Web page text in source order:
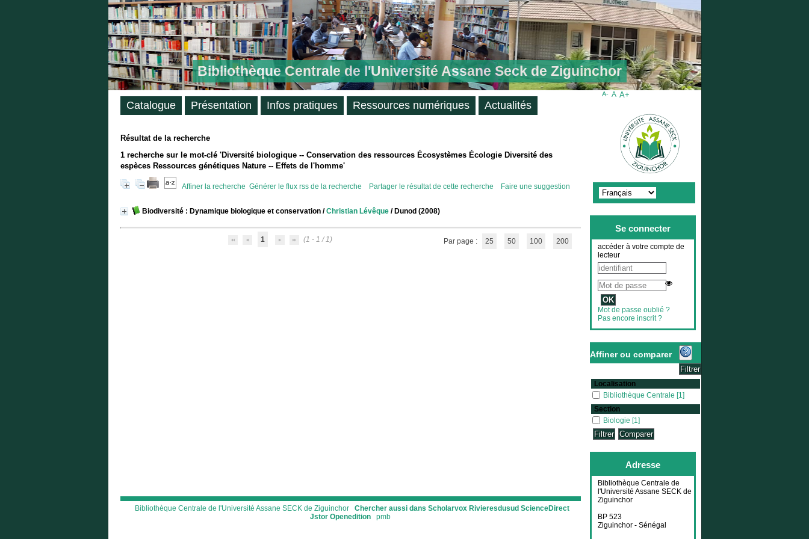
Bibliothèque Centrale de l'Université Assane Seck de Ziguinchor
Résultat de la recherche
1recherche sur le mot-clé 'Diversité biologique -- Conservation des ressources Écosystèmes Écologie Diversité des
espèces Ressources génétiques Nature -- Effets de l'homme'
Affiner la recherche Générer le flux rss de la recherche Partager le résultat de cette recherche Faire une suggestion
Biodiversité : Dynamique biologique et conservation/Christian Lévêque/ Dunod (2008)
1 (1 - 1 / 1) Par page : 25 50 100 200
Bibliothèque Centrale de l'Université Assane SECK de Ziguinchor Chercher aussi dans Scholarvox Rivieresdusud ScienceDirect
Jstor Openedition pmb
Catalogue Présentation Infos pratiques Ressources numériques Actualités
A- A A+
Se connecter
accéder à votre compte de
lecteur
Mot de passe oublié ?
Pas encore inscrit ?
Affiner ou comparer
Localisation
Bibliothèque Centrale
Bibliothèque Centrale [1]
Section
Biologie
Biologie [1]
Adresse
Bibliothèque Centrale de
l'Université Assane SECK de
Ziguinchor
BP 523
Ziguinchor - Sénégal